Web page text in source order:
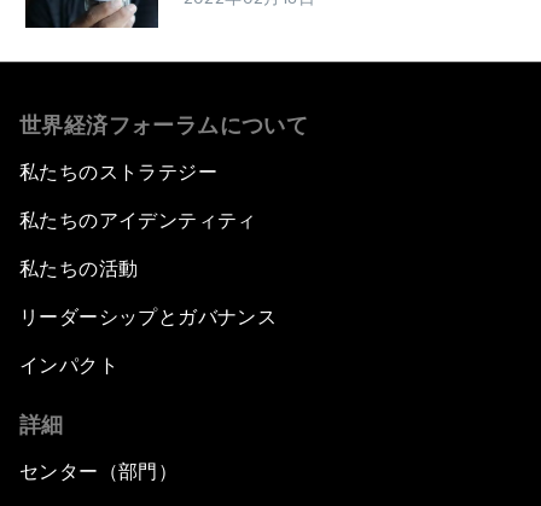
世界経済フォーラムについて
私たちのストラテジー
私たちのアイデンティティ
私たちの活動
リーダーシップとガバナンス
インパクト
詳細
センター（部門）